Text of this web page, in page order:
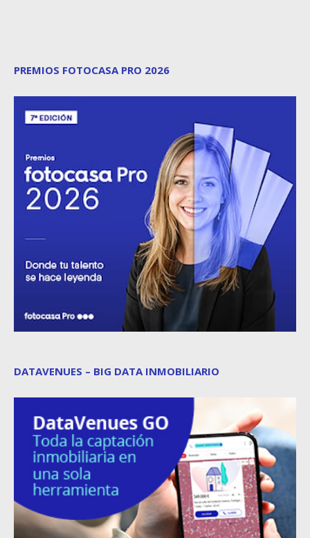
PREMIOS FOTOCASA PRO 2026
DATAVENUES – BIG DATA INMOBILIARIO